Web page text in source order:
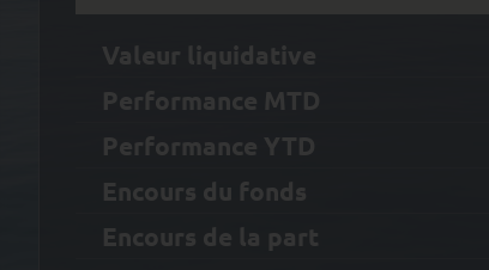
Valeur liquidative
Performance MTD
Performance YTD
Encours du fonds
Encours de la part